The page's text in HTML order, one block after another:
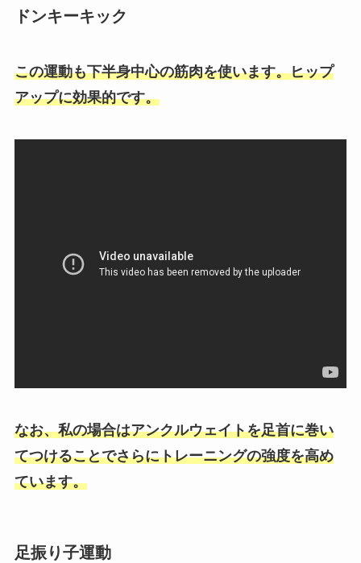
ドンキーキック
この運動も下半身中心の筋肉を使います。ヒップ
アップに効果的です。
なお、私の場合はアンクルウェイトを足首に巻い
てつけることでさらにトレーニングの強度を高め
ています。
足振り子運動